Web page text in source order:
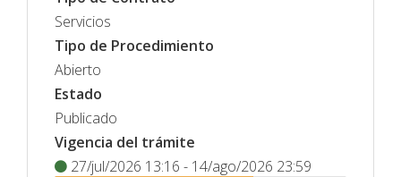
Servicios
Tipo de Procedimiento
Abierto
Estado
Publicado
Vigencia del trámite
27/jul/2026 13:16 - 14/ago/2026 23:59